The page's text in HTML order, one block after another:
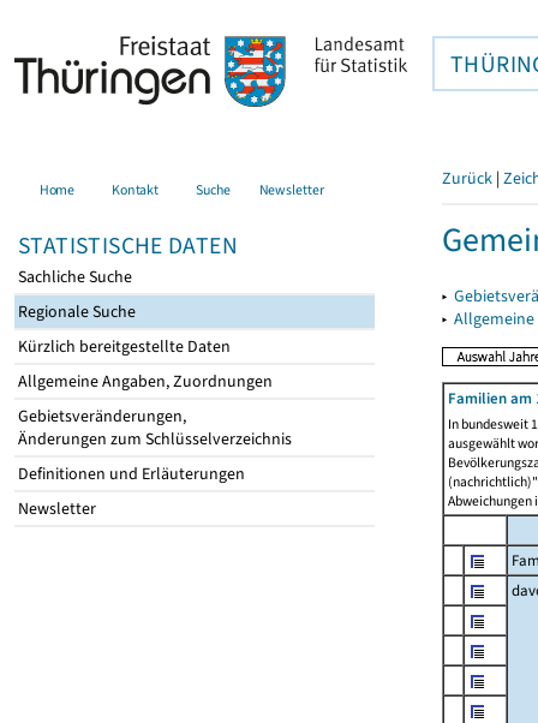
Home Kontakt Suche Newsletter
STATISTISCHE DATEN
Sachliche Suche
Regionale Suche
Kürzlich bereitgestellte Daten
Allgemeine Angaben, Zuordnungen
Gebietsveränderungen,
Änderungen zum Schlüsselverzeichnis
Definitionen und Erläuterungen
Newsletter
Zurück |
▸
▸
Familien am
In bundesweit
ausgewählt
Abweichungen